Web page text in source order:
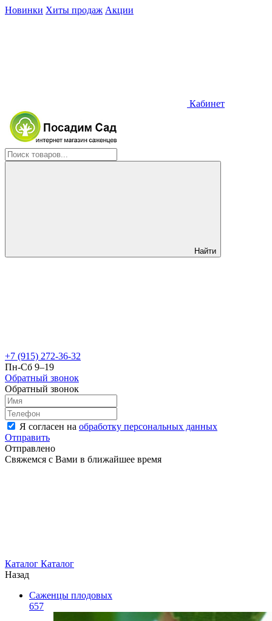
Новинки Хиты продаж Акции
Кабинет
Найти
+7 (915) 272-36-32
Пн-Сб 9–19
Обратный звонок
Обратный звонок
Я согласен на обработку персональных данных
Отправить
Отправлено
Свяжемся с Вами в ближайшее время
Каталог Каталог
Назад
Саженцы плодовых
657